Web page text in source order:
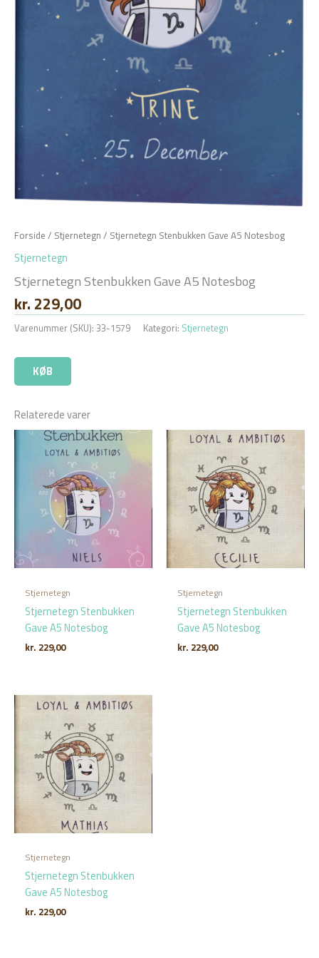
Forside / Stjernetegn / Stjernetegn Stenbukken Gave A5 Notesbog
Stjernetegn
Stjernetegn Stenbukken Gave A5 Notesbog
kr. 229,00
Varenummer (SKU): 33-1579 Kategori: Stjernetegn
KØB
Relaterede varer
Stjernetegn
Stjernetegn Stenbukken
Gave A5 Notesbog
kr. 229,00
Stjernetegn
Stjernetegn Stenbukken
Gave A5 Notesbog
kr. 229,00
Stjernetegn
Stjernetegn Stenbukken
Gave A5 Notesbog
kr. 229,00